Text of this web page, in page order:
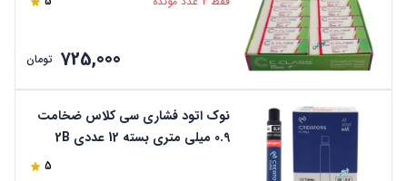
725,000 تومان
نوک اتود فشاری سی کلاس ضخامت
0.9 میلی متری بسته 12 عددی 2B
5